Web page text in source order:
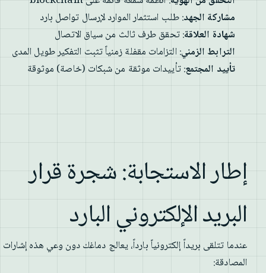
مشاركة الجهد: طلب استثمار الموارد لإرسال تواصل بارد
شهادة العلاقة: تحقق طرف ثالث من سياق الاتصال
الترابط الزمني: التزامات مقفلة زمنياً تثبت التفكير طويل المدى
تأييد المجتمع: تأييدات موثقة من شبكات (خاصة) موثوقة
إطار الاستجابة: شجرة قرار
البريد الإلكتروني البارد
عندما تتلقى بريداً إلكترونياً بارداً، يعالج دماغك دون وعي هذه إشارات
المصادقة: